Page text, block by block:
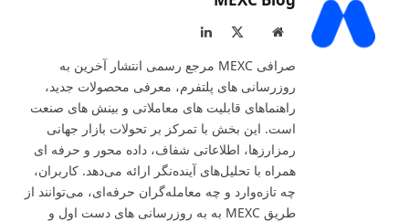
Website
LinkedIn
صرافی MEXC مرجع رسمی انتشار آخرین به‌
روزرسانی‌ های پلتفرم، معرفی محصولات جدید،
راهنماهای قابلیت‌ های معاملاتی و بینش‌ های صنعت
است. این بخش با تمرکز بر تحولات بازار جهانی
رمزارزها، اطلاعاتی شفاف، داده‌ محور و حرفه‌ ای
همراه با تحلیل‌های آینده‌نگر ارائه می‌دهد. کاربران،
چه تازه‌وارد و چه معامله‌گران حرفه‌ای، می‌توانند از
طریق MEXC به به‌ روزرسانی‌ های دست‌ اول و